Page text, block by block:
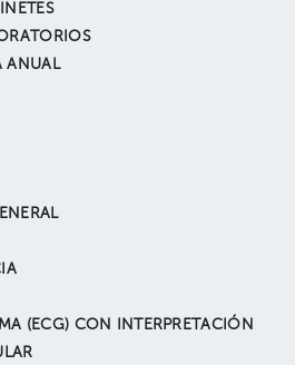
ANUAL
(ECG) CON INTERPRETACIÓN